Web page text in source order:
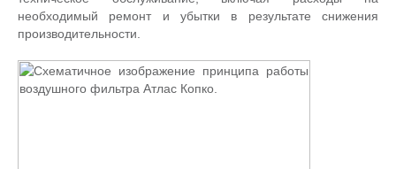
необходимый ремонт и убытки в результате снижения
производительности.